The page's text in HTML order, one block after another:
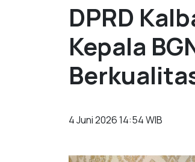
DPRD
Kepala
4 Juni 2026 14:54 WIB